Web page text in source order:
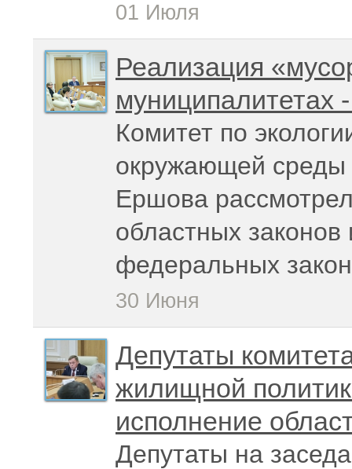
01 Июля
Реализация
муниципалитетах
Комитет по
окружающей среды
Ершова
областных
федеральных
30 Июня
Депутаты
жилищной
исполнение
Депутаты на